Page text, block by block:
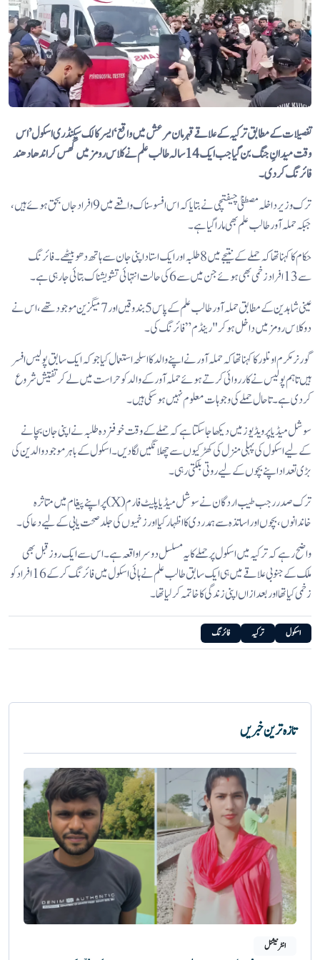
تفصیلات کے مطابق ترکیہ کے علاقے قہرمان مرعش میں واقع ‘ایسر کالک سیکنڈری اسکول’ اس
وقت میدانِ جنگ بن گیا جب ایک 14 سالہ طالب علم نے کلاس رومز میں گھس کر اندھادھند
فائرنگ کر دی۔
ترک وزیر داخلہ مصطفیٰ چیفتچی نے بتایا کہ اس افسوسناک واقعے میں 9 افراد جاں بحق ہوئے ہیں،
جبکہ حملہ آور طالب علم بھی مارا گیا ہے۔
حکام کا کہنا تھا کہ حملے کے نتیجے میں 8 طلبہ اور ایک استاد اپنی جان سے ہاتھ دھو بیٹھے۔ فائرنگ
سے 13 افراد زخمی بھی ہوئے جن میں سے 6 کی حالت انتہائی تشویشناک بتائی جا رہی ہے۔
عینی شاہدین کے مطابق حملہ آور طالب علم کے پاس 5 بندوقیں اور 7 میگزین موجود تھے، اس نے
دو کلاس رومز میں داخل ہو کر "رینڈم” فائرنگ کی۔
گورنر مکرم اونلور کا کہنا تھا کہ حملہ آور نے اپنے والد کا اسلحہ استعمال کیا جو کہ ایک سابق پولیس افسر
ہیں تاہم پولیس نے کارروائی کرتے ہوئے حملہ آور کے والد کو حراست میں لے کر تفتیش شروع
کر دی ہے۔ تاحال حملے کی وجوہات معلوم نہیں ہو سکی ہیں۔
سوشل میڈیا پر ویڈیوز میں دیکھا جا سکتا ہے کہ حملے کے وقت خوفزدہ طلبہ نے اپنی جان بچانے
کے لیے اسکول کی پہلی منزل کی کھڑکیوں سے چھلانگیں لگا دیں۔ اسکول کے باہر موجود والدین کی
بڑی تعداد اپنے بچوں کے لیے روتی بلکتی رہی۔
ترک صدر رجب طیب اردگان نے سوشل میڈیا پلیٹ فارم (X) پر اپنے پیغام میں متاثرہ
خاندانوں، بچوں اور اساتذہ سے ہمدردی کا اظہار کیا اور زخمیوں کی جلد صحت یابی کے لیے دعا کی۔
واضح رہے کہ ترکیہ میں اسکول پر حملے کا یہ مسلسل دوسرا واقعہ ہے۔ اس سے ایک روز قبل بھی
ملک کے جنوبی علاقے میں ہی ایک سابق طالب علم نے ہائی اسکول میں فائرنگ کر کے 16 افراد کو
زخمی کیا تھا اور بعد ازاں اپنی زندگی کا خاتمہ کر لیا تھا۔
اسکول ترکیہ فائرنگ
تازہ ترین خبریں
انٹرنیشنل